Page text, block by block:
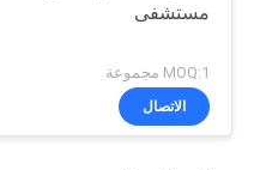
مستشفى
MOQ:1 مجموعة
الاتصال